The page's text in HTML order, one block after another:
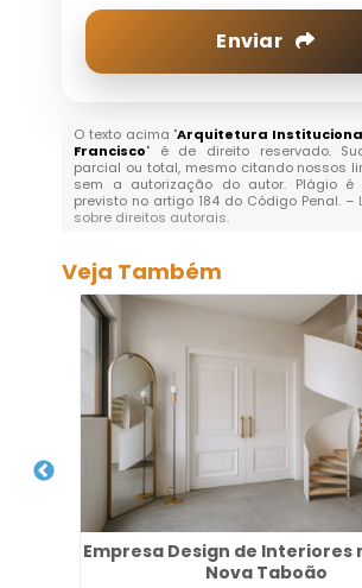
Enviar
O texto acima "Arquitetura
Francisco" é de direito reservado.
parcial ou total, mesmo citando nossos
sem a autorização do autor. Plágio
previsto no artigo 184 do Código Penal. –
sobre direitos autorais.
Veja Também
Empresa Design de Interiores
Nova Taboão